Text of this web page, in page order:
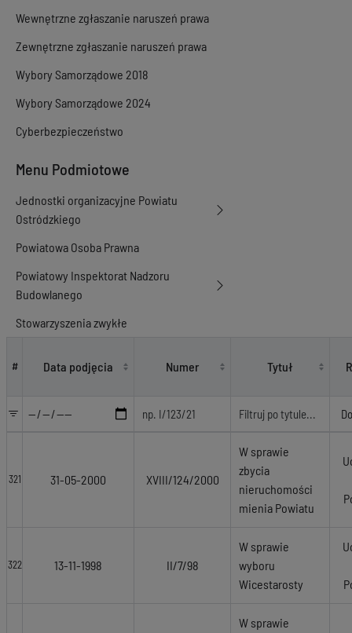
Wewnętrzne zgłaszanie naruszeń prawa
Zewnętrzne zgłaszanie naruszeń prawa
Wybory Samorządowe 2018
Wybory Samorządowe 2024
Cyberbezpieczeństwo
Menu Podmiotowe
Jednostki organizacyjne Powiatu
Ostródzkiego
Powiatowa Osoba Prawna
Powiatowy Inspektorat Nadzoru
Budowlanego
Stowarzyszenia zwykłe
# Data podjęcia Numer Tytuł
321 31-05-2000 XVIII/124/2000
W sprawie
zbycia
nieruchomości
mienia Powiatu
322 13-11-1998 II/7/98
W sprawie
wyboru
Wicestarosty
W sprawie